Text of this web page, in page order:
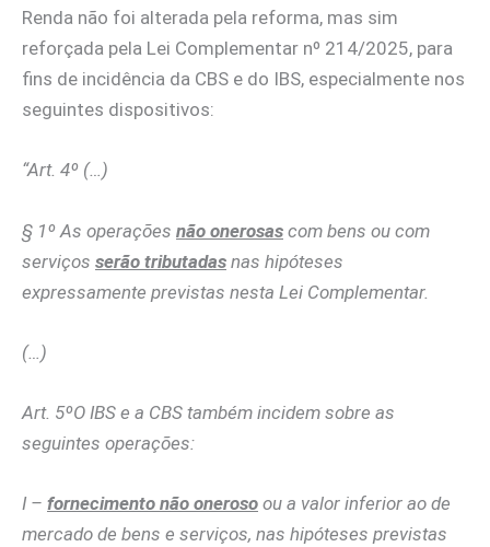
Renda não foi alterada pela reforma, mas sim
reforçada pela Lei Complementar nº 214/2025, para
fins de incidência da CBS e do IBS, especialmente nos
seguintes dispositivos:
“Art. 4º (…)
§ 1º As operações não onerosas com bens ou com
serviços serão tributadas nas hipóteses
expressamente previstas nesta Lei Complementar.
(…)
Art. 5ºO IBS e a CBS também incidem sobre as
seguintes operações:
I – fornecimento não oneroso ou a valor inferior ao de
mercado de bens e serviços, nas hipóteses previstas